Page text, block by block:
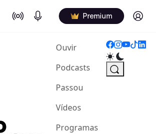
On Air Podcasts Premium Log in
Ouvir(current)
Podcasts
Passou
Vídeos
Programas